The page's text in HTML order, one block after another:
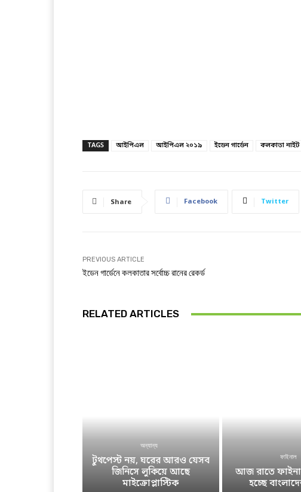
TAGS আইপিএল আইপিএল ২০১৯ ইডেন গার্ডেন কলকাতা নাইট
Share Facebook Twitter
PREVIOUS ARTICLE
ইডেন গার্ডেনে কলকাতার সর্বোচ্চ রানের রেকর্ড
RELATED ARTICLES
অন্যান্য
টুথপেস্ট নয়, ঘরের আরও যেসব
জিনিসে লুকিয়ে আছে
মাইক্রোপ্লাস্টিক
ফাইনাল
আজ রাতে
হচ্ছে